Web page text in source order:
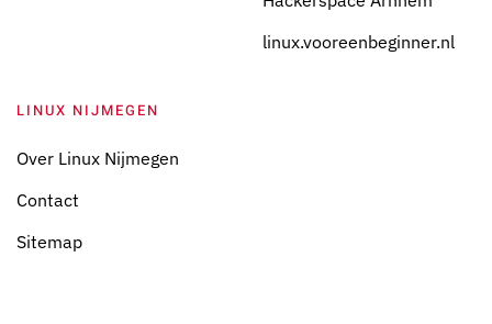
linux.vooreenbeginner.nl
LINUX NIJMEGEN
Over Linux Nijmegen
Contact
Sitemap